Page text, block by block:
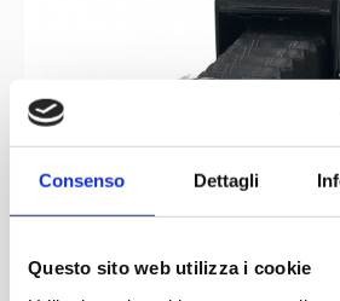
Consenso Dettagli
Questo sito web utilizza i cookie